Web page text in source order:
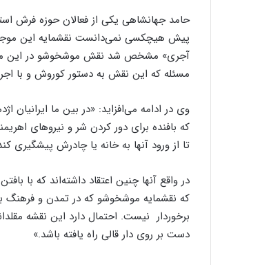
پیش هیچکسی نمی‌دانست نقشمایه این
آجری» مشخص شد نقش موشخوشو در این
مسئله که این نقش به دستور کوروش و با
وی در ادامه می‌افزاید: «در بین ما
که بافنده برای دور کردن شر و نیروهای
تا از ورود آنها به خانه یا چادرش پیشگیری
در واقع آنها چنین اعتقاد داشته‌اند که
که نقشمایه موشخوشو که در تمدن و فرهنگ
برخوردار نیست. احتمال دارد این نقشه
دست بر روی دار قالی راه یافته باشد.»